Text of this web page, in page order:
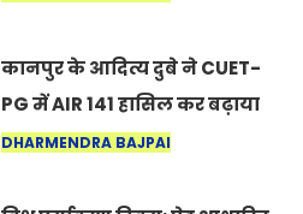
कर सकते हैं”
कानपुर के आदित्य दुबे ने CUET-
PG में AIR 141 हासिल कर बढ़ाया
शहर का मान
DHARMENDRA BAJPAI